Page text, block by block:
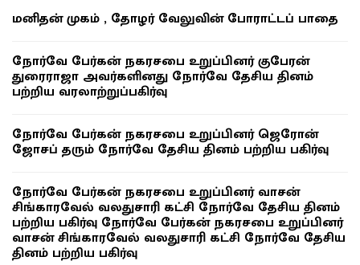
மனிதன் முகம் , தோழர் வேலுவின் போராட்டப் பாதை
நோர்வே பேர்கன் நகரசபை உறுப்பினர் குபேரன்
துரைராஜா அவர்களினது நோர்வே தேசிய தினம்
பற்றிய வரலாற்றுப்பகிர்வு
நோர்வே பேர்கன் நகரசபை உறுப்பினர் ஜெரோன்
ஜோசப் தரும் நோர்வே தேசிய தினம் பற்றிய பகிர்வு
நோர்வே பேர்கன் நகரசபை உறுப்பினர் வாசன்
சிங்காரவேல் வலதுசாரி கட்சி நோர்வே தேசிய தினம்
பற்றிய பகிர்வு நோர்வே பேர்கன் நகரசபை உறுப்பினர்
வாசன் சிங்காரவேல் வலதுசாரி கட்சி நோர்வே தேசிய
தினம் பற்றிய பகிர்வு